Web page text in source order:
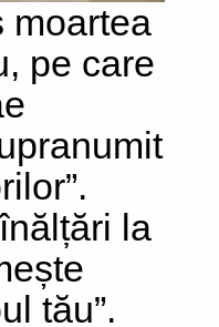
moartea
pe care
la
tău”.